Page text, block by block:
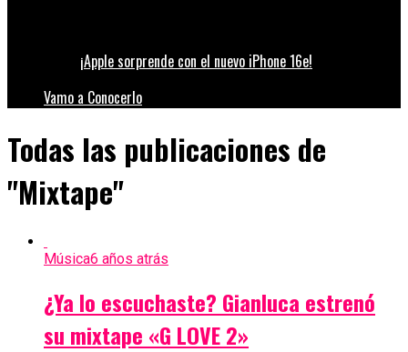
¡Apple sorprende con el nuevo iPhone 16e!
Vamo a Conocerlo
Todas las publicaciones de
"Mixtape"
Música6 años atrás
¿Ya lo escuchaste? Gianluca estrenó
su mixtape «G LOVE 2»